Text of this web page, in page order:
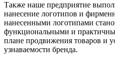
Также наше предприятие
нанесение логотипов и
нанесенными логотипами
функциональными и
плане продвижения товаров и
узнаваемости бренда.